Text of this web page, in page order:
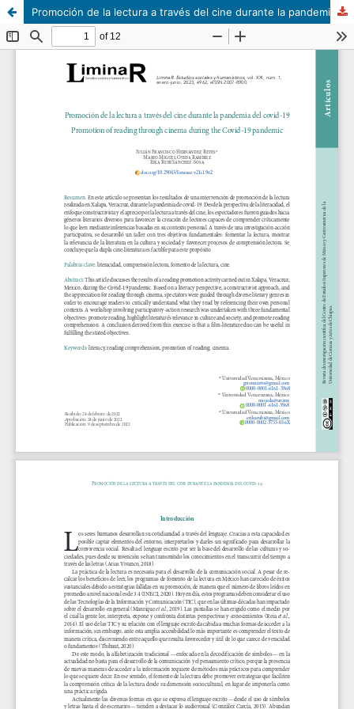
Promoción de la lectura a través del cine durante la pandemia del covid-19